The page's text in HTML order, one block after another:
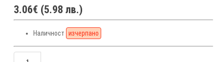
3.06€ (5.98 лв.)
Наличност изчерпано